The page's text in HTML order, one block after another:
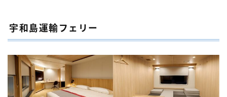
宇和島運輸フェリー